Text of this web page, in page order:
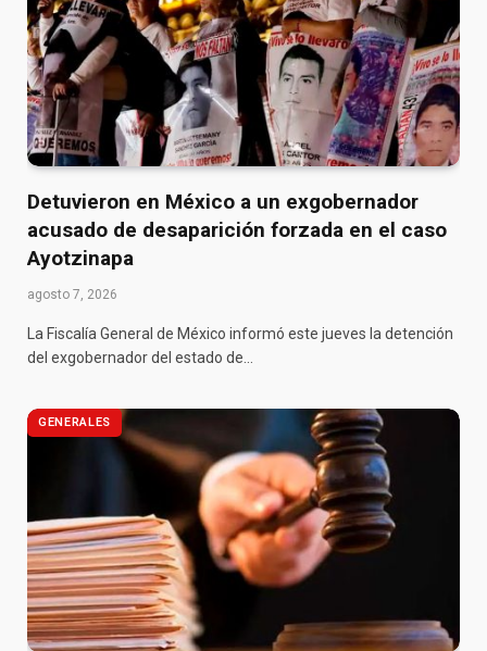
Detuvieron en México a un exgobernador
acusado de desaparición forzada en el caso
Ayotzinapa
agosto 7, 2026
La Fiscalía General de México informó este jueves la detención
del exgobernador del estado de…
GENERALES